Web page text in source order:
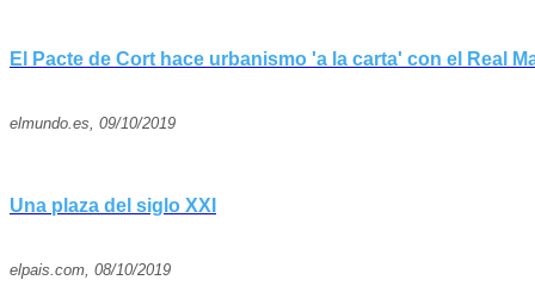
El Pacte de Cort hace urbanismo 'a la carta' con el Real
elmundo.es, 09/10/2019
Una plaza del siglo XXI
elpais.com, 08/10/2019